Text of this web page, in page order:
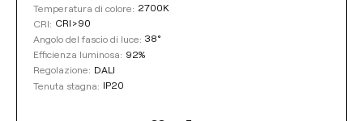
Temperatura di colore: 2700K
CRI: CRI>90
Angolo del fascio di luce: 38°
Efficienza luminosa: 92%
Regolazione: DALI
Tenuta stagna: IP20